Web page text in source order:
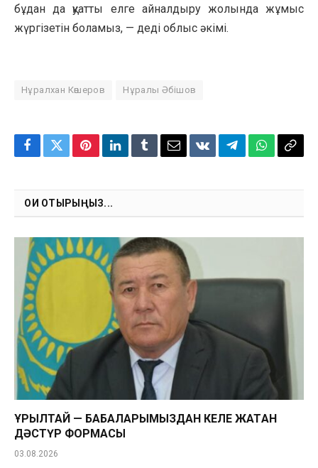
бұдан да қуатты елге айналдыру жолында жұмыс
жүргізетін боламыз, — деді облыс әкімі.
Нұралхан Көшеров Нұралы Әбішов
Facebook
TwitterPinterestLinkedInTumblrEmailVKontakte
TelegramWhatsApp
Copy
ОҚИ ОТЫРЫҢЫЗ...
ҚҰРЫЛТАЙ — БАБАЛАРЫМЫЗДАН КЕЛЕ ЖАТҚАН
ДӘСТҮР ФОРМАСЫ
03.08.2026